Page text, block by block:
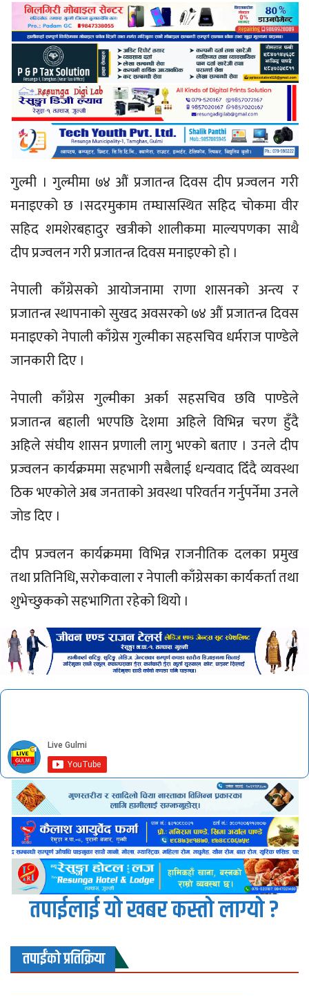
गुल्मी । गुल्मीमा ७४ औं प्रजातन्त्र दिवस दीप प्रज्वलन गरी
मनाइएको छ ।सदरमुकाम तम्घासस्थित सहिद चाेकमा वीर
सहिद शमशेरबहादुर खत्रीको शालीकमा माल्यपणका साथै
दीप प्रज्वलन गरी प्रजातन्त्र दिवस मनाइएको हो ।
नेपाली काँग्रेसकाे आयोजनामा राणा शासनको अन्त्य र
प्रजातन्त्र स्थापनाकाे सुखद अवसरकाे ७४ औं प्रजातन्त्र दिवस
मनाइएको नेपाली काँग्रेस गुल्मीका सहसचिव धर्मराज पाण्डेले
जानकारी दिए ।
नेपाली काँग्रेस गुल्मीका अर्का सहसचिव छवि पाण्डेले
प्रजातन्त्र बहाली भएपछि देशमा अहिले विभिन्न चरण हुँदै
अहिले संघीय शासन प्रणाली लागु भएको बताए । उनले दीप
प्रज्वलन कार्यक्रममा सहभागी सबैलाई धन्यवाद दिँदै व्यवस्था
ठिक भएकोले अब जनताको अवस्था परिवर्तन गर्नुपर्नेमा उनले
जाेड दिए ।
दीप प्रज्वलन कार्यक्रममा विभिन्न राजनीतिक दलका प्रमुख
तथा प्रतिनिधि, सराेकवाला र नेपाली काँग्रेसका कार्यकर्ता तथा
शुभेच्छुककाे सहभागिता रहेको थियो ।
तपाईलाई यो खबर कस्तो लाग्यो ?
तपाईंको प्रतिक्रिया